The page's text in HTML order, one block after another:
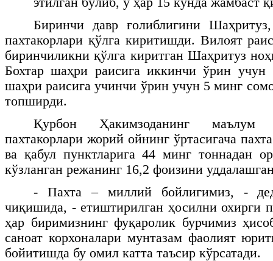
Биринчи давр ғолиблигини
пахтакорлари қўлга киритишди. Вилоят
биринчиликни қўлга киритган Шаҳритуз
Бохтар шаҳри раисига иккинчи ўрин
шаҳри раисига учинчи ўрин учун 5 минг
топширди.
Қурбон Ҳакимзоданинг маълум
пахтакорлари жорий ойнинг ўртасигача
ва қабул пунктларига 44 минг тоннадан
кўзланган режанинг 16,2 фоизини
- Пахта – миллий бойлигимиз, -
чиқишида, - етиштирилган ҳосилни охирги
ҳар биримизнинг фуқаролик бурчимиз
саноат корхоналари мунтазам фаолият
бойитишда бу омил катта таъсир кўрсатади.